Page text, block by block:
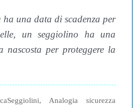
ha una data di scadenza per
un seggiolino ha una
nascosta per proteggere la
Analogia sicurezza